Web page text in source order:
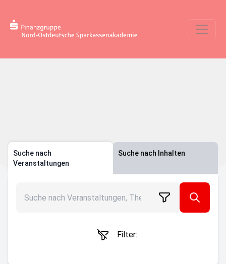
Suche nach
Veranstaltungen
Suche nach Inhalten
Filter: